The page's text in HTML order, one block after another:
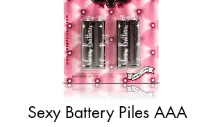
Sexy Battery Piles AAA